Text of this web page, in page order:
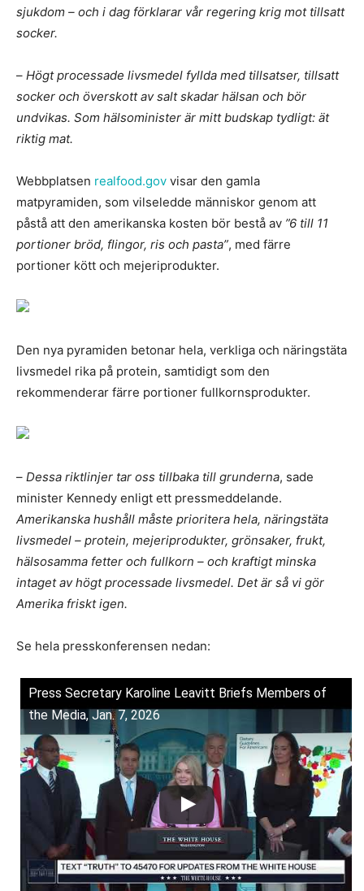
sjukdom – och i dag förklarar vår regering krig mot tillsatt
socker.
– Högt processade livsmedel fyllda med tillsatser, tillsatt
socker och överskott av salt skadar hälsan och bör
undvikas. Som hälsominister är mitt budskap tydligt: ät
riktig mat.
Webbplatsen realfood.gov visar den gamla
matpyramiden, som vilseledde människor genom att
påstå att den amerikanska kosten bör bestå av ”6 till 11
portioner bröd, flingor, ris och pasta”, med färre
portioner kött och mejeriprodukter.
Den nya pyramiden betonar hela, verkliga och näringstäta
livsmedel rika på protein, samtidigt som den
rekommenderar färre portioner fullkornsprodukter.
– Dessa riktlinjer tar oss tillbaka till grunderna, sade
minister Kennedy enligt ett pressmeddelande.
Amerikanska hushåll måste prioritera hela, näringstäta
livsmedel – protein, mejeriprodukter, grönsaker, frukt,
hälsosamma fetter och fullkorn – och kraftigt minska
intaget av högt processade livsmedel. Det är så vi gör
Amerika friskt igen.
Se hela presskonferensen nedan:
Press Secretary Karoline Leavitt Briefs Members of
the Media, Jan. 7, 2026